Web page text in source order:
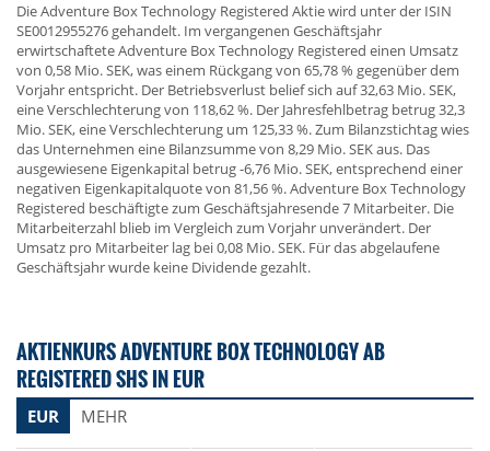
Die Adventure Box Technology Registered Aktie wird unter der ISIN
SE0012955276 gehandelt. Im vergangenen Geschäftsjahr
erwirtschaftete Adventure Box Technology Registered einen Umsatz
von 0,58 Mio. SEK, was einem Rückgang von 65,78 % gegenüber dem
Vorjahr entspricht. Der Betriebsverlust belief sich auf 32,63 Mio. SEK,
eine Verschlechterung von 118,62 %. Der Jahresfehlbetrag betrug 32,3
Mio. SEK, eine Verschlechterung um 125,33 %. Zum Bilanzstichtag wies
das Unternehmen eine Bilanzsumme von 8,29 Mio. SEK aus. Das
ausgewiesene Eigenkapital betrug -6,76 Mio. SEK, entsprechend einer
negativen Eigenkapitalquote von 81,56 %. Adventure Box Technology
Registered beschäftigte zum Geschäftsjahresende 7 Mitarbeiter. Die
Mitarbeiterzahl blieb im Vergleich zum Vorjahr unverändert. Der
Umsatz pro Mitarbeiter lag bei 0,08 Mio. SEK. Für das abgelaufene
Geschäftsjahr wurde keine Dividende gezahlt.
AKTIENKURS ADVENTURE BOX TECHNOLOGY AB
REGISTERED SHS IN EUR
EUR MEHR